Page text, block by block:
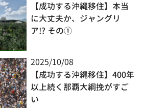
【成功する沖縄移住】本当
に大丈夫か、ジャングリ
ア!? その①
2025/10/08
【成功する沖縄移住】400年
以上続く那覇大綱挽がすご
い